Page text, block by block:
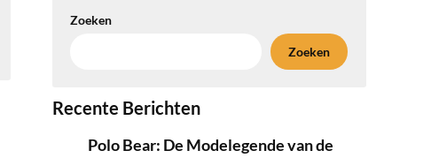
Zoeken
Zoeken
Recente Berichten
Polo Bear: De Modelegende van de